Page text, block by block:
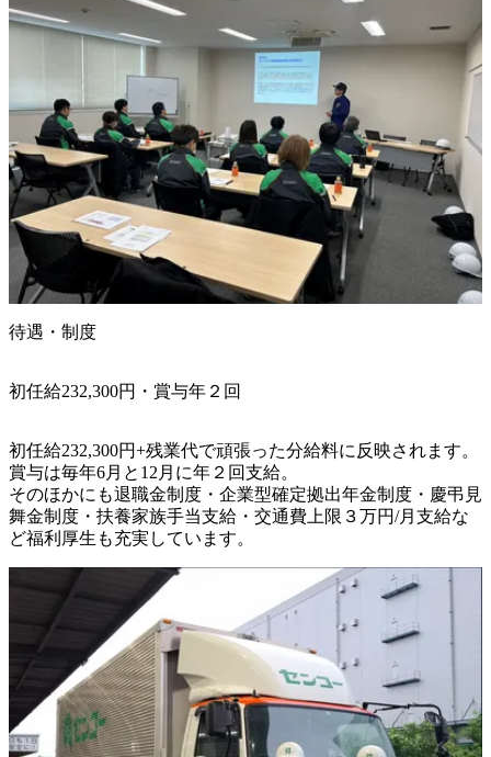
待遇・制度
初任給232,300円・賞与年２回
初任給232,300円+残業代で頑張った分給料に反映されます。
賞与は毎年6月と12月に年２回支給。
そのほかにも退職金制度・企業型確定拠出年金制度・慶弔見
舞金制度・扶養家族手当支給・交通費上限３万円/月支給な
ど福利厚生も充実しています。